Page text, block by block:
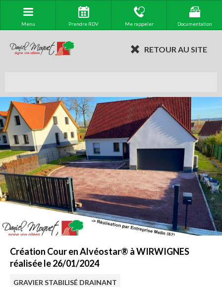
Menu Prendre RDV Me rappeler Documentation
RETOUR AU SITE
Création Cour en Alvéostar® à WIRWIGNES
réalisée le 26/01/2024
GRAVIER STABILISÉ DRAINANT